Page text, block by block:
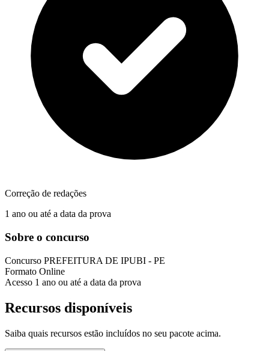
Correção de redações
1 ano ou até a data da prova
Sobre o concurso
Concurso PREFEITURA DE IPUBI - PE
Formato Online
Acesso 1 ano ou até a data da prova
Recursos disponíveis
Saiba quais recursos estão incluídos no seu pacote acima.